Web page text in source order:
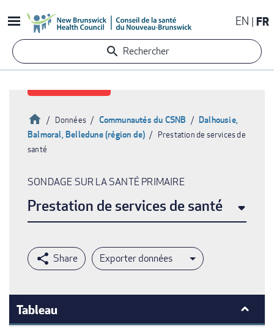
au
contenu
principal
EN FR
Rechercher
Fil
Accueil
Données Communautés du CSNB
Dalhousie,
Balmoral, Belledune (région de)
Prestation de services de
santé
SONDAGE SUR LA SANTÉ PRIMAIRE
Prestation de services de santé
Exporter données
Tableau